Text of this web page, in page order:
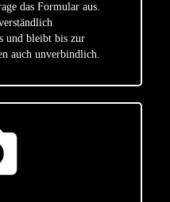
das Formular aus.
und bleibt bis zur
auch unverbindlich.